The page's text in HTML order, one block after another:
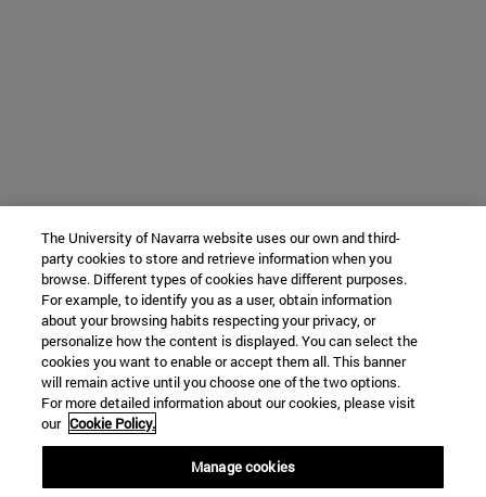
The University of Navarra website uses our own and third-
party cookies to store and retrieve information when you
browse. Different types of cookies have different purposes.
For example, to identify you as a user, obtain information
about your browsing habits respecting your privacy, or
personalize how the content is displayed. You can select the
cookies you want to enable or accept them all. This banner
will remain active until you choose one of the two options.
For more detailed information about our cookies, please visit
our Cookie Policy.
Manage cookies